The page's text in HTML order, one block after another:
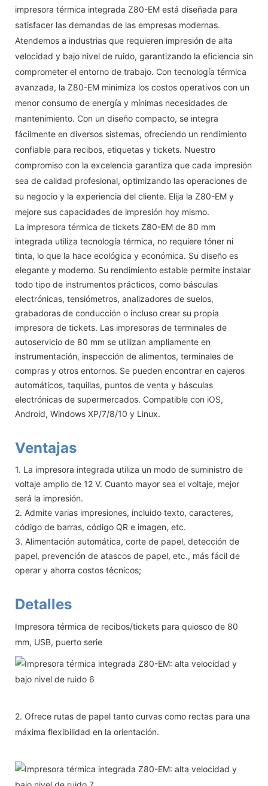
impresora térmica integrada Z80-EM está diseñada para
satisfacer las demandas de las empresas modernas.
Atendemos a industrias que requieren impresión de alta
velocidad y bajo nivel de ruido, garantizando la eficiencia sin
comprometer el entorno de trabajo. Con tecnología térmica
avanzada, la Z80-EM minimiza los costos operativos con un
menor consumo de energía y mínimas necesidades de
mantenimiento. Con un diseño compacto, se integra
fácilmente en diversos sistemas, ofreciendo un rendimiento
confiable para recibos, etiquetas y tickets. Nuestro
compromiso con la excelencia garantiza que cada impresión
sea de calidad profesional, optimizando las operaciones de
su negocio y la experiencia del cliente. Elija la Z80-EM y
mejore sus capacidades de impresión hoy mismo.
La impresora térmica de tickets Z80-EM de 80 mm
integrada utiliza tecnología térmica, no requiere tóner ni
tinta, lo que la hace ecológica y económica. Su diseño es
elegante y moderno. Su rendimiento estable permite instalar
todo tipo de instrumentos prácticos, como básculas
electrónicas, tensiómetros, analizadores de suelos,
grabadoras de conducción o incluso crear su propia
impresora de tickets. Las impresoras de terminales de
autoservicio de 80 mm se utilizan ampliamente en
instrumentación, inspección de alimentos, terminales de
compras y otros entornos. Se pueden encontrar en cajeros
automáticos, taquillas, puntos de venta y básculas
electrónicas de supermercados. Compatible con iOS,
Android, Windows XP/7/8/10 y Linux.
Ventajas
1. La impresora integrada utiliza un modo de suministro de
voltaje amplio de 12 V. Cuanto mayor sea el voltaje, mejor
será la impresión.
2. Admite varias impresiones, incluido texto, caracteres,
código de barras, código QR e imagen, etc.
3. Alimentación automática, corte de papel, detección de
papel, prevención de atascos de papel, etc., más fácil de
operar y ahorra costos técnicos;
Detalles
Impresora térmica de recibos/tickets para quiosco de 80
mm, USB, puerto serie
2. Ofrece rutas de papel tanto curvas como rectas para una
máxima flexibilidad en la orientación.